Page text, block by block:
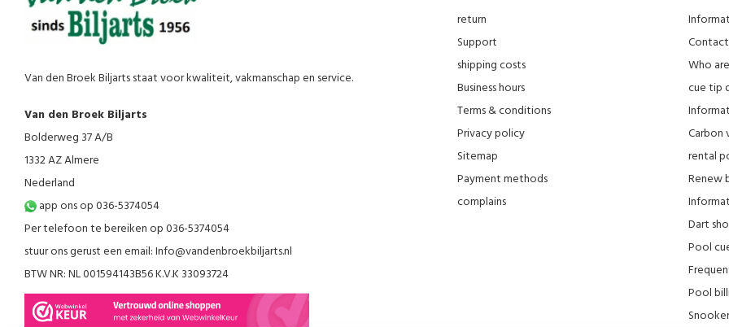
Van den Broek Biljarts staat voor kwaliteit, vakmanschap en service.
Van den Broek Biljarts
Bolderweg 37 A/B
1332 AZ Almere
Nederland
app ons op 036-5374054
Per telefoon te bereiken op 036-5374054
stuur ons gerust een email:Info@vandenbroekbiljarts.nl
BTW NR: NL 001594143B56 K.V.K 33093724
return
Support
shipping costs
Business hours
Terms & conditions
Privacy policy
Sitemap
Payment methods
complains
Who
cue tip
Carbon
rental
Renew
Dart
Pool
Pool